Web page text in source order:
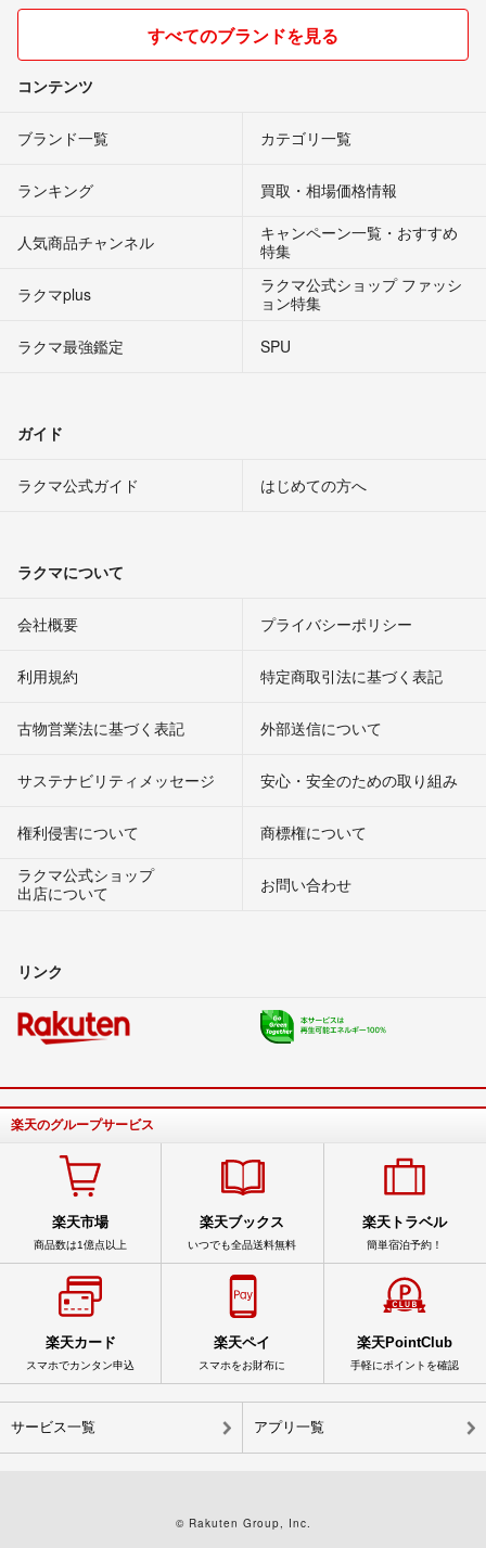
すべてのブランドを見る
コンテンツ
ブランド一覧 カテゴリ一覧
ランキング 買取・相場価格情報
人気商品チャンネル
キャンペーン一覧・おすすめ
特集
ラクマplus
ラクマ公式ショップ ファッシ
ョン特集
ラクマ最強鑑定
SPU
ガイド
ラクマ公式ガイド はじめての方へ
ラクマについて
会社概要 プライバシーポリシー
利用規約 特定商取引法に基づく表記
古物営業法に基づく表記 外部送信について
サステナビリティメッセージ 安心・安全のための取り組み
権利侵害について
商標権について
ラクマ公式ショップ
出店について
お問い合わせ
リンク
楽天のグループサービス
楽天市場
商品数は1億点以上
楽天ブックス
いつでも全品送料無料
楽天トラベル
簡単宿泊予約！
楽天カード
スマホでカンタン申込
楽天ペイ
スマホをお財布に
楽天PointClub
手軽にポイントを確認
サービス一覧 アプリ一覧
© Rakuten Group, Inc.